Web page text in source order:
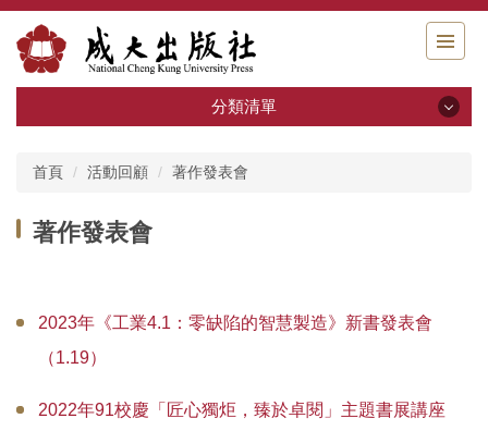
跳
到
主
要
容
分類清單
關於我們
書籍分類
系列叢書
活動回顧
首頁 活動回顧 著作發表會
著作發表會
2023年《工業4.1：零缺陷的智慧製造》新書發表會
（1.19）
2022年91校慶「匠心獨炬，臻於卓閱」主題書展講座